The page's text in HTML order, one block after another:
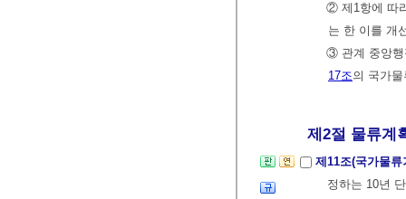
② 제1항에 따
는 한 이를 개
③ 관계 중앙행
17조의 국가
제2절 물류계획
제11조(국가물
정하는 10년